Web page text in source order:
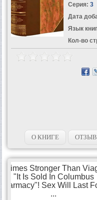
Серия: 3
Дата
Язык
Кол-во
О КНИГЕ